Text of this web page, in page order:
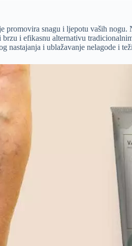
promovira snagu i ljepotu vaših
i efikasnu alternativu
nastajanja i ublažavanje nelagode i